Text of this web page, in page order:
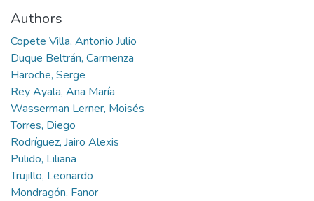
Authors
Copete Villa, Antonio Julio
Duque Beltrán, Carmenza
Haroche, Serge
Rey Ayala, Ana María
Wasserman Lerner, Moisés
Torres, Diego
Rodríguez, Jairo Alexis
Pulido, Liliana
Trujillo, Leonardo
Mondragón, Fanor